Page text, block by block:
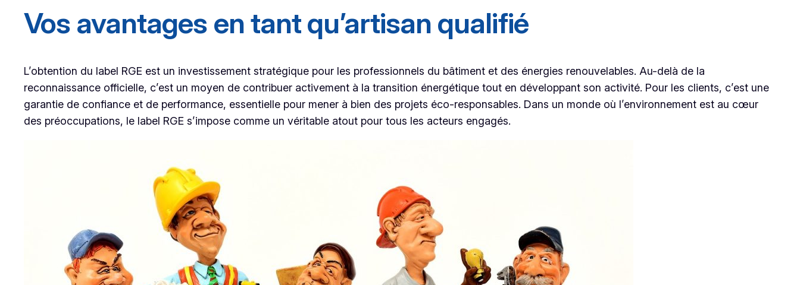
Vos avantages en tant qu’artisan qualifié
L’obtention du label RGE est un investissement stratégique pour les professionnels du bâtiment et des énergies renouvelables. Au-delà de la
reconnaissance officielle, c’est un moyen de contribuer activement à la transition énergétique tout en développant son activité. Pour les clients, c’est une
garantie de confiance et de performance, essentielle pour mener à bien des projets éco-responsables. Dans un monde où l’environnement est au cœur
des préoccupations, le label RGE s’impose comme un véritable atout pour tous les acteurs engagés.